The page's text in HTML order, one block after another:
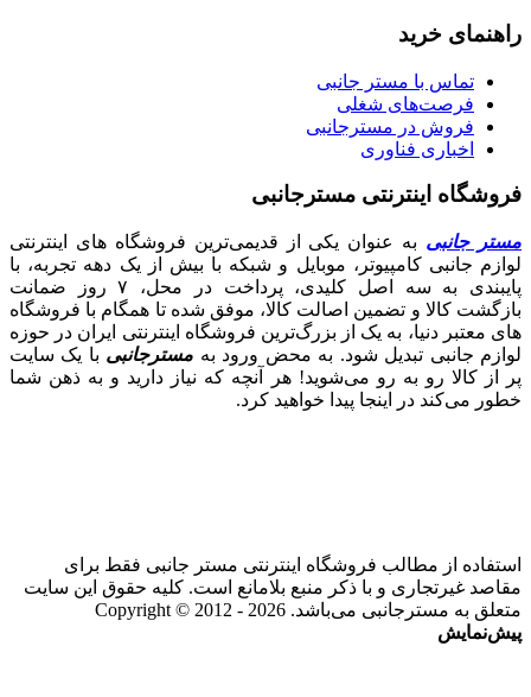
راهنمای خرید
تماس با مستر جانبی
فرصت‌های شغلی
فروش در مسترجانبی
اخباری فناوری
فروشگاه اینترنتی مسترجانبی
مستر جانبی به عنوان یکی از قدیمی‌ترین فروشگاه های اینترنتی
لوازم جانبی کامپیوتر، موبایل و شبکه با بیش از یک دهه تجربه، با
پایبندی به سه اصل کلیدی، پرداخت در محل، ۷ روز ضمانت
بازگشت کالا و تضمین اصالت کالا، موفق شده تا همگام با فروشگاه‌
های معتبر دنیا، به یک از بزرگ‌ترین فروشگاه اینترنتی ایران در حوزه
لوازم جانبی تبدیل شود. به محض ورود به مسترجانبی با یک سایت
پر از کالا رو به رو می‌شوید! هر آنچه که نیاز دارید و به ذهن شما
خطور می‌کند در اینجا پیدا خواهید کرد.
استفاده از مطالب فروشگاه اینترنتی مستر جانبی فقط برای
مقاصد غیرتجاری و با ذکر منبع بلامانع است. کلیه حقوق این سایت
متعلق به مسترجانبی می‌باشد. Copyright © 2012 - 2026
پیش‌نمایش